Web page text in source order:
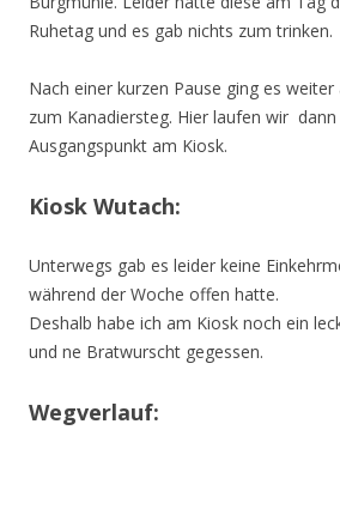
Ruhetag und es gab nichts zum trinken.
Nach einer kurzen Pause ging es
zum Kanadiersteg. Hier laufen wir
Ausgangspunkt am Kiosk.
Kiosk Wutach:
Unterwegs gab es leider keine
während der Woche offen hatte.
Deshalb habe ich am Kiosk noch ein
und ne Bratwurscht gegessen.
Wegverlauf: